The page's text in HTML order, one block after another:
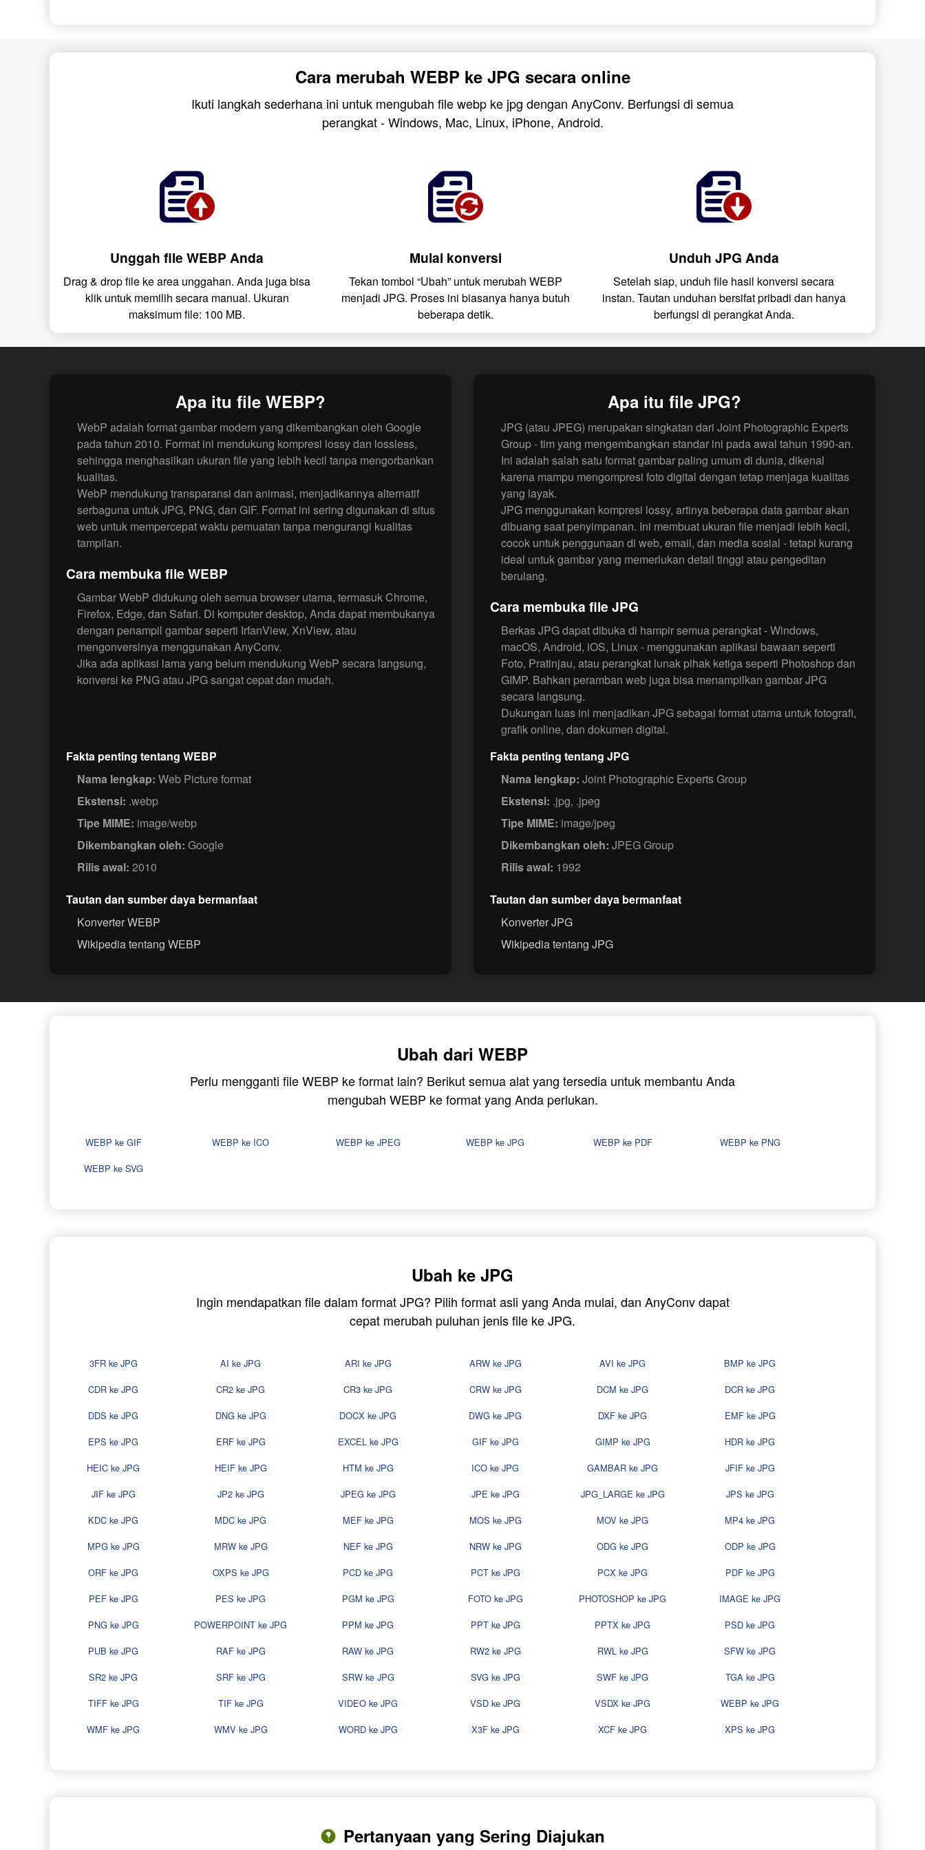
Cara merubah WEBP ke JPG secara online
Ikuti langkah sederhana ini untuk mengubah file webp ke jpg dengan AnyConv. Berfungsi di semua
perangkat - Windows, Mac, Linux, iPhone, Android.
Unggah file WEBP Anda
Drag & drop file ke area unggahan. Anda juga bisa
klik untuk memilih secara manual. Ukuran
maksimum file: 100 MB.
Mulai konversi
Tekan tombol “Ubah” untuk merubah WEBP
menjadi JPG. Proses ini biasanya hanya butuh
beberapa detik.
Unduh JPG Anda
Setelah siap, unduh file hasil konversi secara
instan. Tautan unduhan bersifat pribadi dan hanya
berfungsi di perangkat Anda.
Apa itu file WEBP?
WebP adalah format gambar modern yang dikembangkan oleh Google
pada tahun 2010. Format ini mendukung kompresi lossy dan lossless,
sehingga menghasilkan ukuran file yang lebih kecil tanpa mengorbankan
kualitas.
WebP mendukung transparansi dan animasi, menjadikannya alternatif
serbaguna untuk JPG, PNG, dan GIF. Format ini sering digunakan di situs
web untuk mempercepat waktu pemuatan tanpa mengurangi kualitas
tampilan.
Cara membuka file WEBP
Gambar WebP didukung oleh semua browser utama, termasuk Chrome,
Firefox, Edge, dan Safari. Di komputer desktop, Anda dapat membukanya
dengan penampil gambar seperti IrfanView, XnView, atau
mengonversinya menggunakan AnyConv.
Jika ada aplikasi lama yang belum mendukung WebP secara langsung,
konversi ke PNG atau JPG sangat cepat dan mudah.
Fakta penting tentang WEBP
Nama lengkap: Web Picture format
Ekstensi: .webp
Tipe MIME: image/webp
Dikembangkan oleh: Google
Rilis awal: 2010
Tautan dan sumber daya bermanfaat
Konverter WEBP
Wikipedia tentang WEBP
Apa itu file JPG?
JPG (atau JPEG) merupakan singkatan dari Joint Photographic Experts
Group - tim yang mengembangkan standar ini pada awal tahun 1990-an.
Ini adalah salah satu format gambar paling umum di dunia, dikenal
karena mampu mengompresi foto digital dengan tetap menjaga kualitas
yang layak.
JPG menggunakan kompresi lossy, artinya beberapa data gambar akan
dibuang saat penyimpanan. Ini membuat ukuran file menjadi lebih kecil,
cocok untuk penggunaan di web, email, dan media sosial - tetapi kurang
ideal untuk gambar yang memerlukan detail tinggi atau pengeditan
berulang.
Cara membuka file JPG
Berkas JPG dapat dibuka di hampir semua perangkat - Windows,
macOS, Android, iOS, Linux - menggunakan aplikasi bawaan seperti
Foto, Pratinjau, atau perangkat lunak pihak ketiga seperti Photoshop dan
GIMP. Bahkan peramban web juga bisa menampilkan gambar JPG
secara langsung.
Dukungan luas ini menjadikan JPG sebagai format utama untuk fotografi,
grafik online, dan dokumen digital.
Fakta penting tentang JPG
Nama lengkap: Joint Photographic Experts Group
Ekstensi: .jpg, .jpeg
Tipe MIME: image/jpeg
Dikembangkan oleh: JPEG Group
Rilis awal: 1992
Tautan dan sumber daya bermanfaat
Konverter JPG
Wikipedia tentang JPG
Ubah dari WEBP
Perlu mengganti file WEBP ke format lain? Berikut semua alat yang tersedia untuk membantu Anda
mengubah WEBP ke format yang Anda perlukan.
WEBP ke GIF WEBP ke ICO WEBP ke JPEG WEBP ke JPG WEBP ke PDF
WEBP ke PNG
WEBP ke SVG
Ubah ke JPG
Ingin mendapatkan file dalam format JPG? Pilih format asli yang Anda mulai, dan AnyConv dapat
cepat merubah puluhan jenis file ke JPG.
3FR ke JPG AI ke JPG ARI ke JPG ARW ke JPG AVI ke JPG
BMP ke JPG
CDR ke JPG
CR2 ke JPG CR3 ke JPG CRW ke JPG DCM ke JPG
DCR ke JPG
DDS ke JPG
DNG ke JPG DOCX ke JPG DWG ke JPG DXF ke JPG
EMF ke JPG
EPS ke JPG
ERF ke JPG EXCEL ke JPG GIF ke JPG GIMP ke JPG
HDR ke JPG
HEIC ke JPG
HEIF ke JPG HTM ke JPG ICO ke JPG GAMBAR ke JPG
JFIF ke JPG
JIF ke JPG
JP2 ke JPG JPEG ke JPG JPE ke JPG JPG_LARGE ke JPG
JPS ke JPG
KDC ke JPG
MDC ke JPG MEF ke JPG MOS ke JPG MOV ke JPG
MP4 ke JPG
MPG ke JPG
MRW ke JPG NEF ke JPG NRW ke JPG ODG ke JPG
ODP ke JPG
ORF ke JPG
OXPS ke JPG PCD ke JPG PCT ke JPG PCX ke JPG
PDF ke JPG
PEF ke JPG
PES ke JPG PGM ke JPG FOTO ke JPG PHOTOSHOP ke JPG
IMAGE ke JPG
PNG ke JPG
POWERPOINT ke JPG PPM ke JPG PPT ke JPG PPTX ke JPG
PSD ke JPG
PUB ke JPG
RAF ke JPG RAW ke JPG RW2 ke JPG RWL ke JPG
SFW ke JPG
SR2 ke JPG
SRF ke JPG SRW ke JPG SVG ke JPG SWF ke JPG
TGA ke JPG
TIFF ke JPG
TIF ke JPG VIDEO ke JPG VSD ke JPG VSDX ke JPG
WEBP ke JPG
WMF ke JPG
WMV ke JPG WORD ke JPG X3F ke JPG XCF ke JPG XPS ke JPG
Pertanyaan yang Sering Diajukan